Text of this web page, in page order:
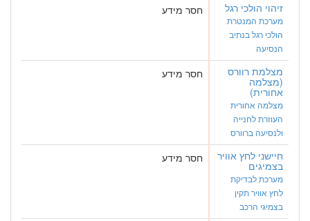
זיהוי הולכי רגל
מערכת המנטרת
הולכי רגל בנתיב
הנסיעה
חסר מידע
מצלמת רוורס
(מצלמה
אחורית)
מצלמה אחורית
העוזרת לחנייה
ולנסיעה ברוורס
חסר מידע
חיישני לחץ אוויר
בצמיגים
מערכת לבדיקת
לחץ אוויר תקין
בצמיגי הרכב
חסר מידע